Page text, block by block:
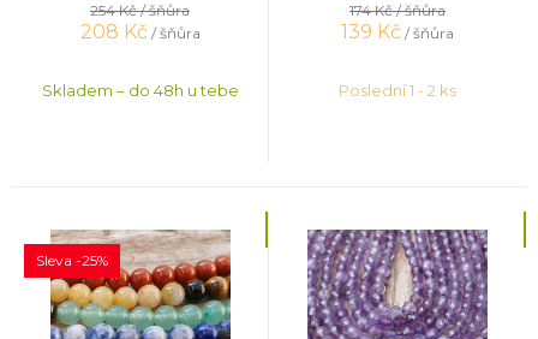
254 Kč/ šňůra
208 Kč / šňůra
Skladem – do 48h u tebe
174 Kč/ šňůra
139 Kč / šňůra
Poslední 1 - 2 ks
Sleva -25%